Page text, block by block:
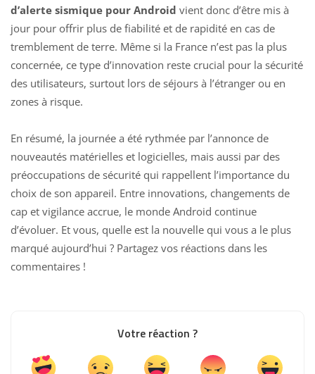
d’alerte sismique pour Android vient donc d’être mis à
jour pour offrir plus de fiabilité et de rapidité en cas de
tremblement de terre. Même si la France n’est pas la plus
concernée, ce type d’innovation reste crucial pour la sécurité
des utilisateurs, surtout lors de séjours à l’étranger ou en
zones à risque.
En résumé, la journée a été rythmée par l’annonce de
nouveautés matérielles et logicielles, mais aussi par des
préoccupations de sécurité qui rappellent l’importance du
choix de son appareil. Entre innovations, changements de
cap et vigilance accrue, le monde Android continue
d’évoluer. Et vous, quelle est la nouvelle qui vous a le plus
marqué aujourd’hui ? Partagez vos réactions dans les
commentaires !
Votre réaction ?